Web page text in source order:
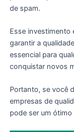
de spam.
Esse investimento
garantir a
essencial para
conquistar novos
Portanto, se você
empresas de
pode ser um ótimo